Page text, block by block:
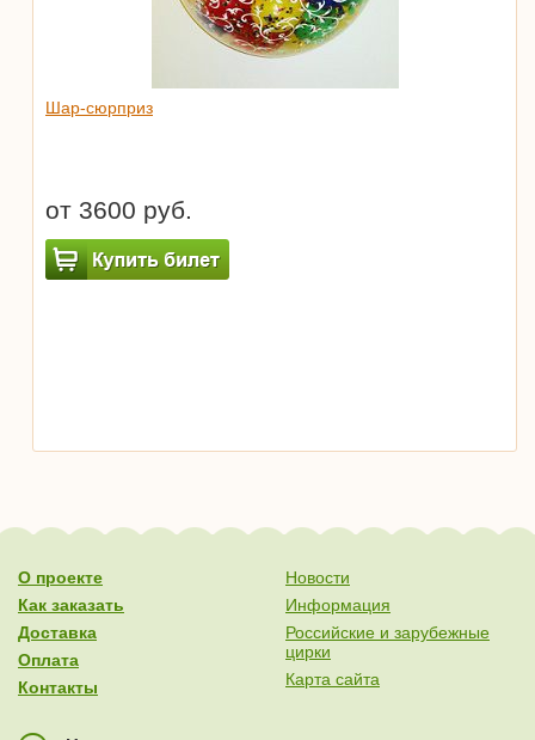
Шар-сюрприз
от 3600 руб.
О проекте
Как заказать
Доставка
Оплата
Контакты
Новости
Информация
Российские и зарубежные
цирки
Карта сайта